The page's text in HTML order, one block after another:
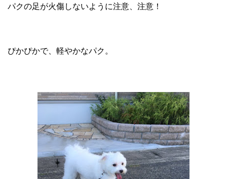
パクの足が火傷しないように注意、注意！
ぴかぴかで、軽やかなパク。